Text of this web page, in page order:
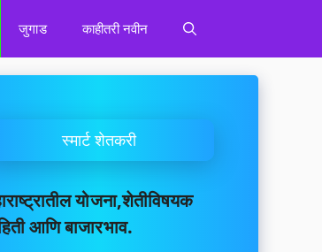
जुगाड काहीतरी नवीन
स्मार्ट शेतकरी
योजना,शेतीविषयक
आणि बाजारभाव.